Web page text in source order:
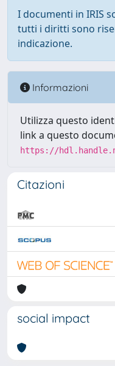
I documenti in IRIS
tutti i diritti sono
indicazione.
Informazioni
Utilizza questo
link a questo
https://
Citazioni
social impact